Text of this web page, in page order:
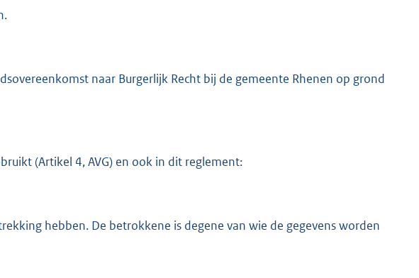
naar Burgerlijk Recht bij de gemeente Rhenen op grond
(Artikel 4, AVG) en ook in dit reglement:
hebben. De betrokkene is degene van wie de gegevens worden